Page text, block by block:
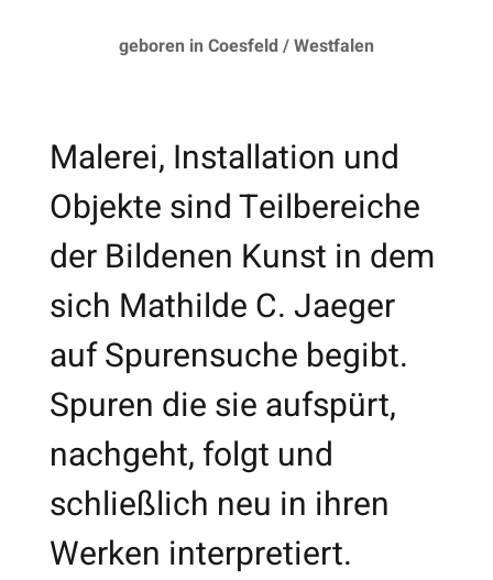
geboren in Coesfeld / Westfalen
Malerei, Installation und
Objekte sind Teilbereiche
der Bildenen Kunst in dem
sich Mathilde C. Jaeger
auf Spurensuche begibt.
Spuren die sie aufspürt,
nachgeht, folgt und
schließlich neu in ihren
Werken interpretiert.